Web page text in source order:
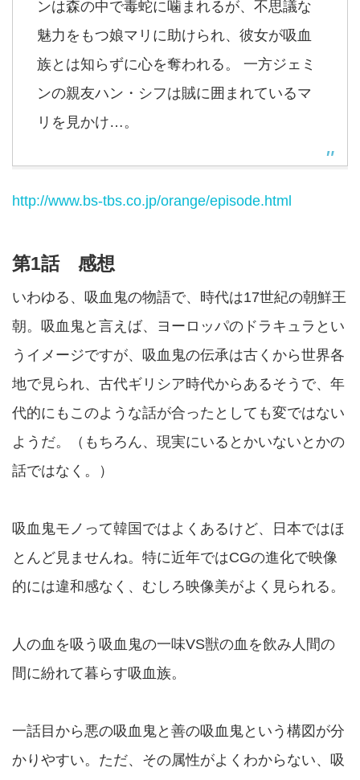
ンは森の中で毒蛇に噛まれるが、不思議な
魅力をもつ娘マリに助けられ、彼女が吸血
族とは知らずに心を奪われる。 一方ジェミ
ンの親友ハン・シフは賊に囲まれているマ
リを見かけ…。
http://www.bs-tbs.co.jp/orange/episode.html
第1話 感想
いわゆる、吸血鬼の物語で、時代は17世紀の朝鮮王
朝。吸血鬼と言えば、ヨーロッパのドラキュラとい
うイメージですが、吸血鬼の伝承は古くから世界各
地で見られ、古代ギリシア時代からあるそうで、年
代的にもこのような話が合ったとしても変ではない
ようだ。（もちろん、現実にいるとかいないとかの
話ではなく。）
吸血鬼モノって韓国ではよくあるけど、日本ではほ
とんど見ませんね。特に近年ではCGの進化で映像
的には違和感なく、むしろ映像美がよく見られる。
人の血を吸う吸血鬼の一味VS獣の血を飲み人間の
間に紛れて暮らす吸血族。
一話目から悪の吸血鬼と善の吸血鬼という構図が分
かりやすい。ただ、その属性がよくわからない、吸